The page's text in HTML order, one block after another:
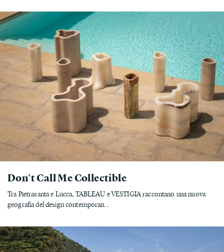
Don't Call Me Collectible
Tra Pietrasanta e Lucca, TABLEAU e VESTIGIA raccontano una nuova
geografia del design contemporan...